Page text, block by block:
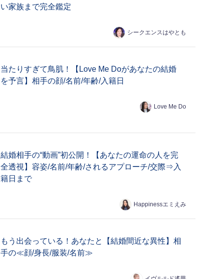
い家族まで完全鑑定
シークエンスはやとも
当たりすぎて鳥肌！【Love Me Doがあなたの結婚
を予言】相手の顔/名前/年齢/入籍日
Love Me Do
結婚相手の“動画”初公開！【あなたの運命の人を完
全透視】容姿/名前/年齢/されるアプローチ/交際⇒入
籍日まで
Happinessエミえみ
もう出会っている！あなたと【結婚間近な異性】相
手の≪顔/身長/服装/名前≫